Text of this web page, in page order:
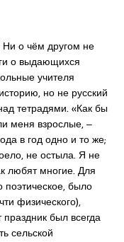
Ни о чём другом не
о выдающихся
учителя
но не русский
тетрадями. «Как бы
меня взрослые, ‒
в год одно и то же;
не остыла. Я не
любят многие. Для
поэтическое, было
физического),
был всегда
сельской